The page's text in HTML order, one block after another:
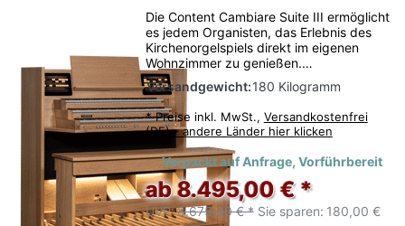
Die Content Cambiare Suite III ermöglicht
es jedem Organisten, das Erlebnis des
Kirchenorgelspiels direkt im eigenen
Wohnzimmer zu genießen.…
Versandgewicht:180 Kilogramm
* Preise inkl. MwSt., Versandkostenfrei
(DE) - andere Länder hier klicken
Verpackt auf Anfrage, Vorführbereit
ab 8.495,00 € *
UVP:8.675,00 € * Sie sparen: 180,00 €